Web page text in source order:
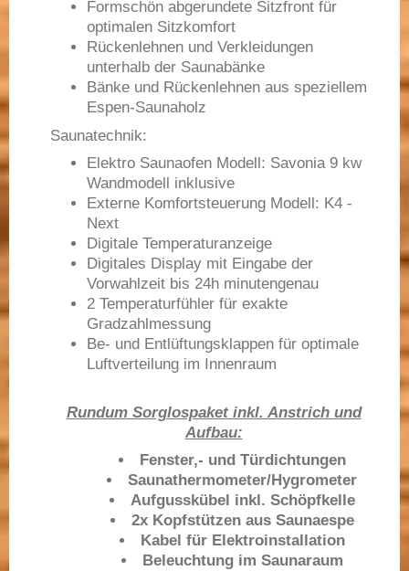
Formschön abgerundete Sitzfront für
optimalen Sitzkomfort
Rückenlehnen und Verkleidungen
unterhalb der Saunabänke
Bänke und Rückenlehnen aus speziellem
Espen-Saunaholz
Saunatechnik:
Elektro Saunaofen Modell: Savonia 9 kw
Wandmodell inklusive
Externe Komfortsteuerung Modell: K4 -
Next
Digitale Temperaturanzeige
Digitales Display mit Eingabe der
Vorwahlzeit bis 24h minutengenau
2 Temperaturfühler für exakte
Gradzahlmessung
Be- und Entlüftungsklappen für optimale
Luftverteilung im Innenraum
Rundum Sorglospaket inkl. Anstrich und
Aufbau:
Fenster,- und Türdichtungen
Saunathermometer/Hygrometer
Aufgusskübel inkl. Schöpfkelle
2x Kopfstützen aus Saunaespe
Kabel für Elektroinstallation
Beleuchtung im Saunaraum